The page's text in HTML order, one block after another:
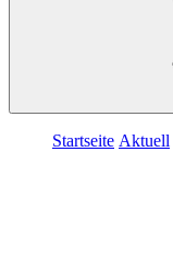
Startseite Aktuell